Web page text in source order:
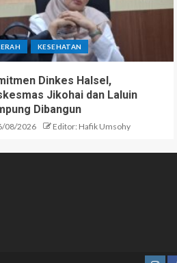
KESEHATAN
Dinkes Halsel,
Jikohai dan Laluin
Dibangun
08/2026 Editor: Hafik Umsohy